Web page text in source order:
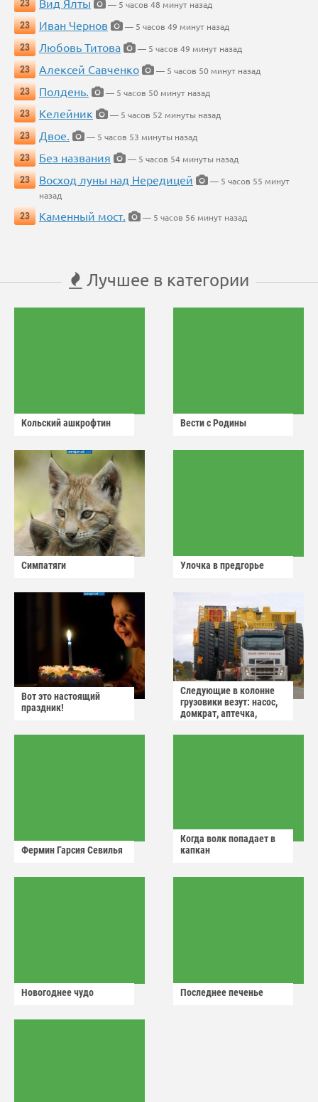
23 Вид Ялты
— 5 часов 48 минут назад
23
Иван Чернов
— 5 часов 49 минут назад
23
Любовь Титова
— 5 часов 49 минут назад
23
Алексей Савченко
— 5 часов 50 минут назад
23
Полдень.
— 5 часов 50 минут назад
23
Келейник
— 5 часов 52 минуты назад
23
Двое.
— 5 часов 53 минуты назад
23
Без названия
— 5 часов 54 минуты назад
23
Восход луны над Нередицей
— 5 часов 55 минут
назад
23
Каменный мост. — 5 часов 56 минут назад
Лучшее в категории
Кольский ашкрофтин Вести с Родины
Симпатяги Улочка в предгорье
Вот это настоящий
праздник!
Следующие в колонне
грузовики везут: насос,
домкрат, аптечка,
Фермин Гарсия Севилья
Когда волк попадает в
капкан
Новогоднее чудо Последнее печенье